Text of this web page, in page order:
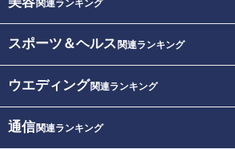
関連ランキング
スポーツ＆ヘルス 関連ランキング
ウエディング関連ランキング
通信関連ランキング